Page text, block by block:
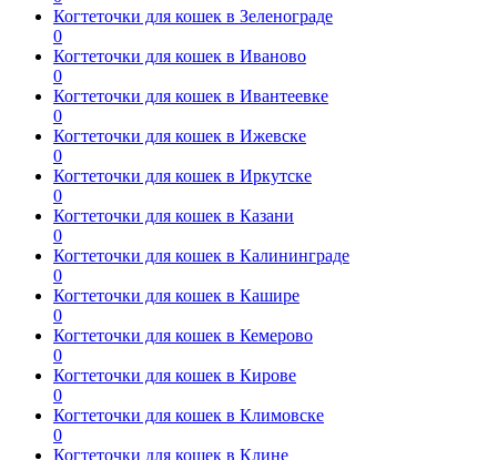
Когтеточки для кошек в Зеленограде
0
Когтеточки для кошек в Иваново
0
Когтеточки для кошек в Ивантеевке
0
Когтеточки для кошек в Ижевске
0
Когтеточки для кошек в Иркутске
0
Когтеточки для кошек в Казани
0
Когтеточки для кошек в Калининграде
0
Когтеточки для кошек в Кашире
0
Когтеточки для кошек в Кемерово
0
Когтеточки для кошек в Кирове
0
Когтеточки для кошек в Климовске
0
Когтеточки для кошек в Клине